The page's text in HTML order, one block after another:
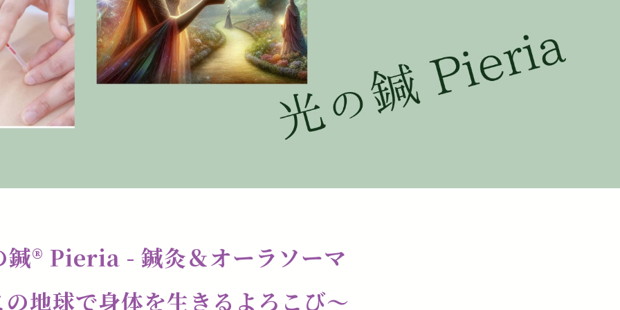
鍼®️ Pieria - 鍼灸＆オーラソーマ
地球で身体を生きるよろこび〜